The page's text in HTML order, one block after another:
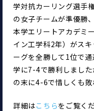
学対抗カーリング選手
の女子チームが準優勝
本学エリートアカデミ
イン工学科2年）がス
ーグを全勝して1位で
学に7-4で勝利しまし
の末に4-6で惜しくも敗
詳細はこちらをご覧く